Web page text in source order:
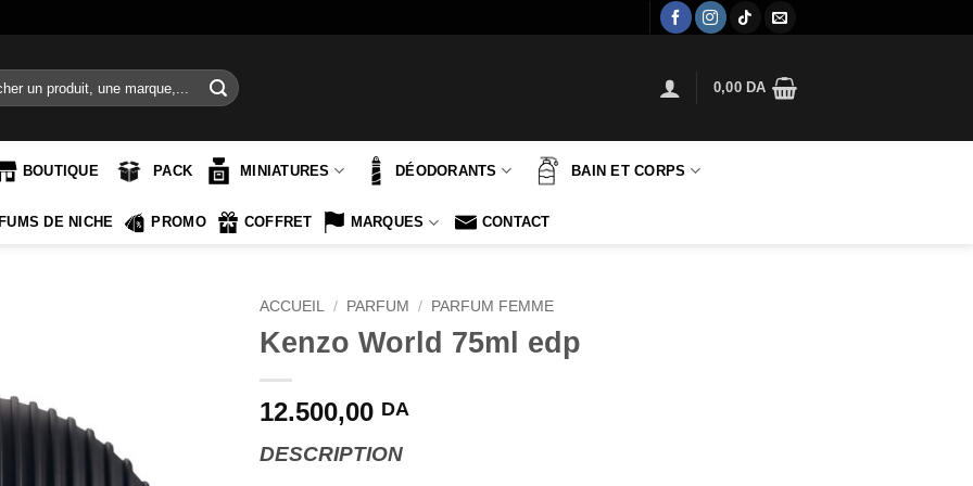
0,00 DA
BOUTIQUE PACK MINIATURES DÉODORANTS BAIN ET CORPS
DE NICHE PROMO COFFRET MARQUES CONTACT
ACCUEIL / PARFUM / PARFUM FEMME
Kenzo World 75ml edp
12.500,00 DA
DESCRIPTION